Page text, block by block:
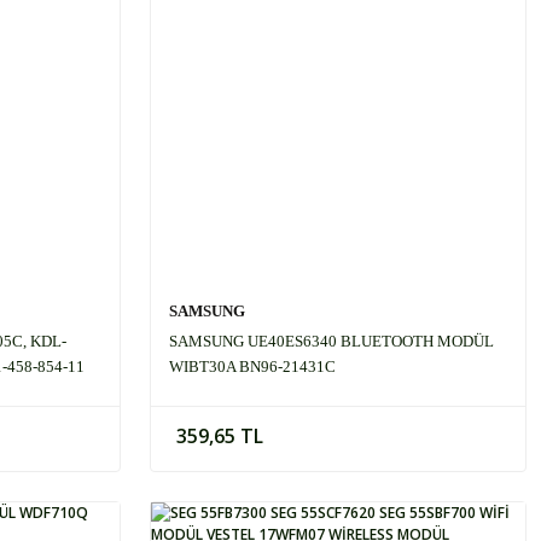
KDL-
458-854-11
SAMSUNG
SAMSUNG UE40ES6340 BLUETOOTH MODÜL
WIBT30A BN96-21431C
359,65 TL